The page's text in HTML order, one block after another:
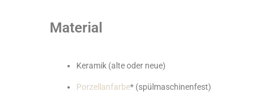
Material
Keramik (alte oder neue)
Porzellanfarbe* (spülmaschinenfest)